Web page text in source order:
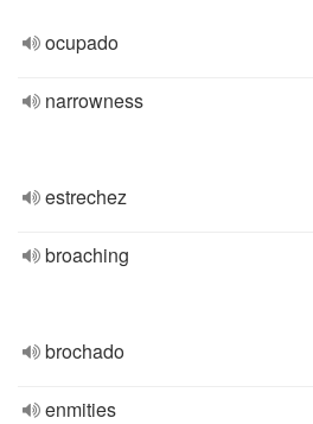
ocupado
narrowness
estrechez
broaching
brochado
enmities